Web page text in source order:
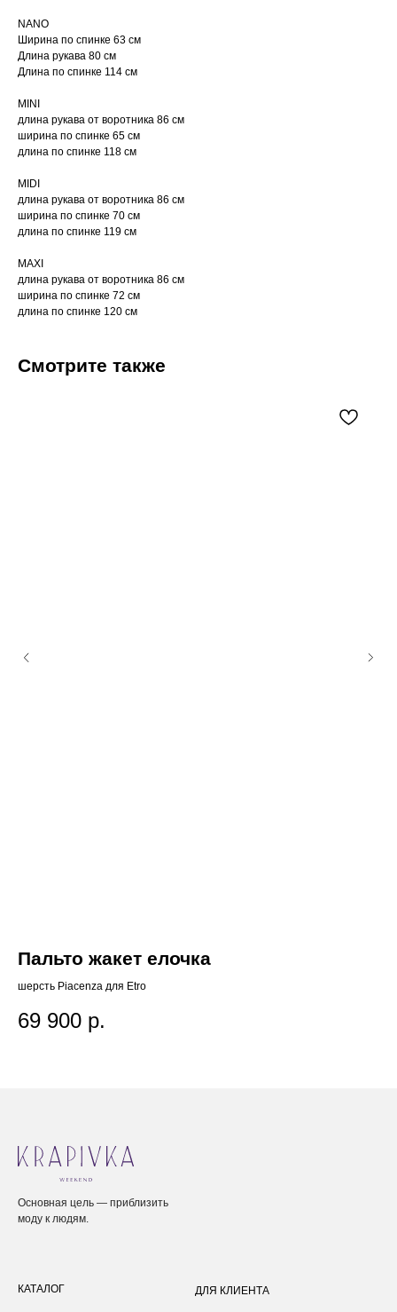
NANO
Ширина по спинке 63 см
Длина рукава 80 см
Длина по спинке 114 см
MINI
длина рукава от воротника 86 см
ширина по спинке 65 см
длина по спинке 118 см
MIDI
длина рукава от воротника 86 см
ширина по спинке 70 см
длина по спинке 119 см
MAXI
длина рукава от воротника 86 см
ширина по спинке 72 см
длина по спинке 120 см
Смотрите также
Пальто жакет елочка
шерсть Piacenza для Etro
69 900 р.
КАТАЛОГ
Основная цель — приблизить
моду к людям.
ДЛЯ КЛИЕНТА